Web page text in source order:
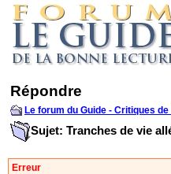
Répondre
Le forum du Guide - Critiques
Sujet: Tranches de vie
Erreur